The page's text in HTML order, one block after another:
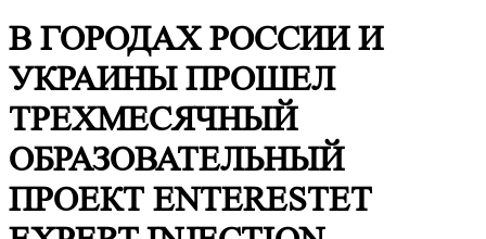
В ГОРОДАХ РОССИИ И
УКРАИНЫ ПРОШЕЛ
ТРЕХМЕСЯЧНЫЙ
ОБРАЗОВАТЕЛЬНЫЙ
ПРОЕКТ ENTERESTET